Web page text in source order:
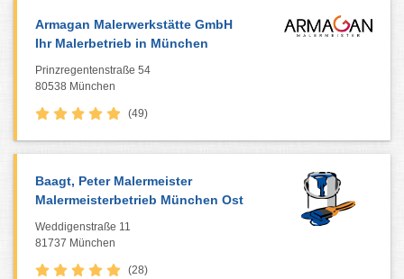
Armagan Malerwerkstätte GmbH
Ihr Malerbetrieb in München
Prinzregentenstraße 54
80538 München
(49)
Baagt, Peter Malermeister
Malermeisterbetrieb München Ost
Weddigenstraße 11
81737 München
(28)